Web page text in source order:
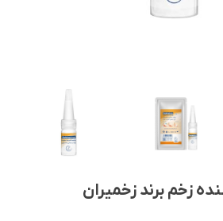
زخم برند زخمیران